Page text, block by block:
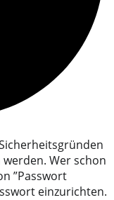
Wer schon
”Passwort
einzurichten.